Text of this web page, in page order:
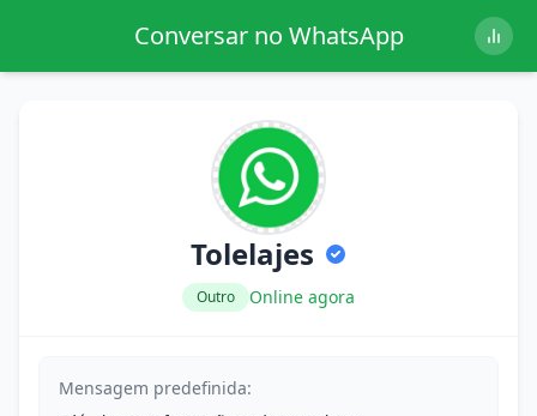
Conversar no WhatsApp
Tolelajes
Outro Online agora
Mensagem predefinida: